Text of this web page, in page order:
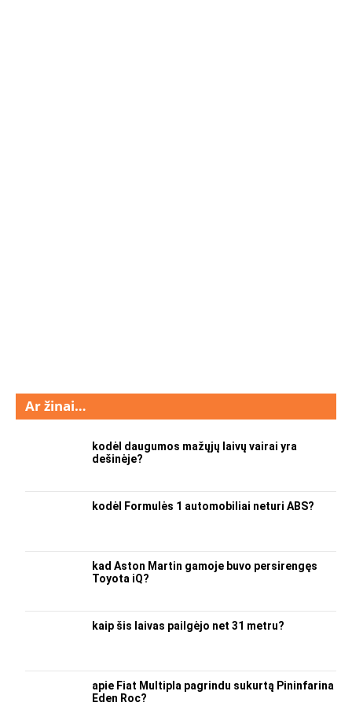
Ar žinai…
kodėl daugumos mažųjų laivų vairai yra
dešinėje?
kodėl Formulės 1 automobiliai neturi ABS?
kad Aston Martin gamoje buvo persirengęs
Toyota iQ?
kaip šis laivas pailgėjo net 31 metru?
apie Fiat Multipla pagrindu sukurtą Pininfarina
Eden Roc?